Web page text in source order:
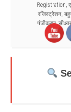
Registration,
रजिस्ट्रेशन,
पंजीकरण,